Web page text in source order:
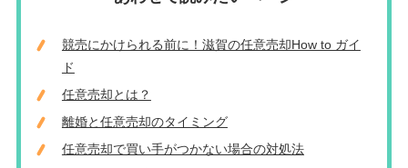
競売にかけられる前に！滋賀の任意売却How to ガイ
ド
任意売却とは？
離婚と任意売却のタイミング
任意売却で買い手がつかない場合の対処法